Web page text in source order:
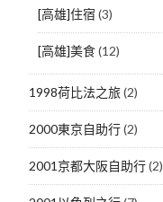
[高雄]住宿 (3)
[高雄]美食(12)
1998荷比法之旅(2)
2000東京自助行(2)
2001京都大阪自助行(2)